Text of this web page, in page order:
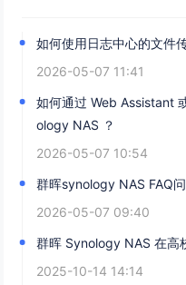
如何使用日志中心的文件
2026-05-07 11:41
如何通过 Web Assistant
ology NAS ？
2026-05-07 10:54
群晖synology NAS FAQ
2026-05-07 09:40
群晖 Synology NAS 在高
2025-10-14 14:14